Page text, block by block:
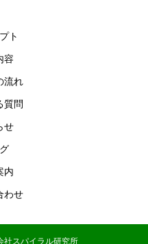
ト
容
流れ
質問
せ
内
わせ
スパイラル研究所